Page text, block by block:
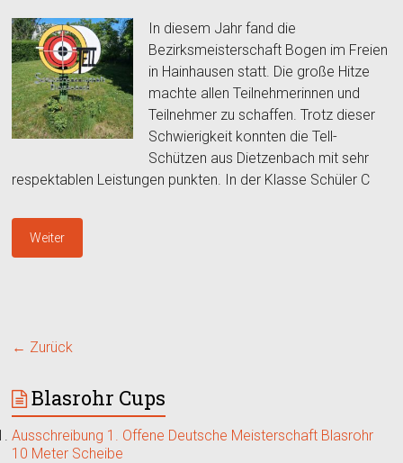
In diesem Jahr fand die
Bezirksmeisterschaft Bogen im Freien
in Hainhausen statt. Die große Hitze
machte allen Teilnehmerinnen und
Teilnehmer zu schaffen. Trotz dieser
Schwierigkeit konnten die Tell-
Schützen aus Dietzenbach mit sehr
respektablen Leistungen punkten. In der Klasse Schüler C
Weiter
← Zurück
Blasrohr Cups
Ausschreibung 1. Offene Deutsche Meisterschaft Blasrohr
10 Meter Scheibe